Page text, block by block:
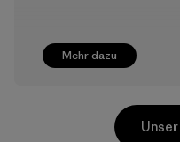
Mehr dazu